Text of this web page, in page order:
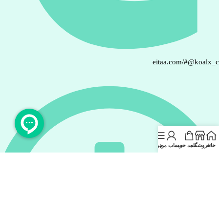
eitaa.com/
خانهفروشگاهسبد خریدحساب منمنو